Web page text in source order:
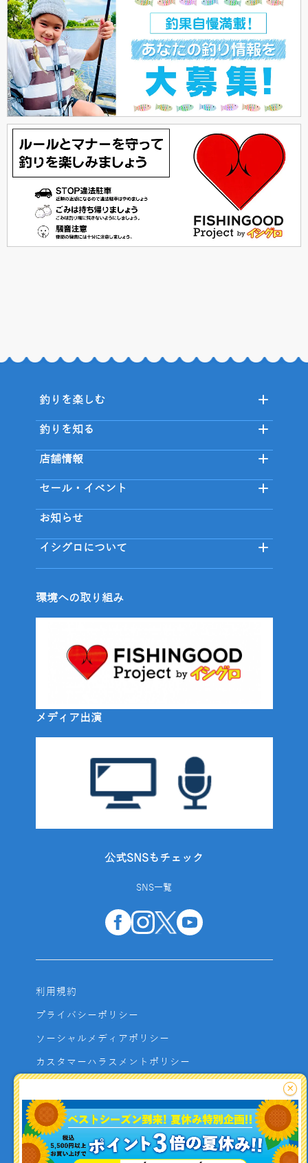
釣りを楽しむ
釣りを知る
店舗情報
セール・イベント
お知らせ
イシグロについて
環境への取り組み
メディア出演
公式SNSもチェック
SNS一覧
利用規約
プライバシーポリシー
ソーシャルメディアポリシー
カスタマーハラスメントポリシー
よくあるご質問
お問い合わせ
利用者資金の保全方法
×